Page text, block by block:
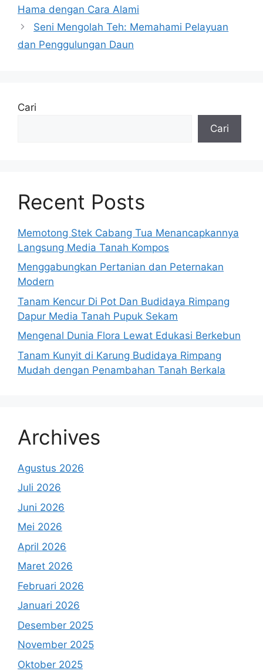
Hama dengan Cara Alami
Seni Mengolah Teh: Memahami Pelayuan
dan Penggulungan Daun
Cari
Cari
Recent Posts
Memotong Stek Cabang Tua Menancapkannya
Langsung Media Tanah Kompos
Menggabungkan Pertanian dan Peternakan
Modern
Tanam Kencur Di Pot Dan Budidaya Rimpang
Dapur Media Tanah Pupuk Sekam
Mengenal Dunia Flora Lewat Edukasi Berkebun
Tanam Kunyit di Karung Budidaya Rimpang
Mudah dengan Penambahan Tanah Berkala
Archives
Agustus 2026
Juli 2026
Juni 2026
Mei 2026
April 2026
Maret 2026
Februari 2026
Januari 2026
Desember 2025
November 2025
Oktober 2025